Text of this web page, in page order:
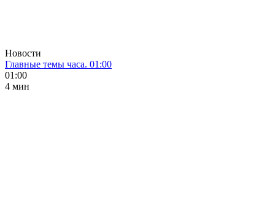
Новости
Главные темы часа. 01:00
01:00
4 мин